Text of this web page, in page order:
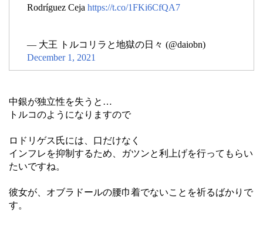
Rodríguez Ceja https://t.co/1FKi6CfQA7
— 大王 トルコリラと地獄の日々 (@daiobn)
December 1, 2021
中銀が独立性を失うと…
トルコのようになりますので
ロドリゲス氏には、口だけなく
インフレを抑制するため、ガツンと利上げを行ってもらい
たいですね。
彼女が、オブラドールの腰巾着でないことを祈るばかりで
す。